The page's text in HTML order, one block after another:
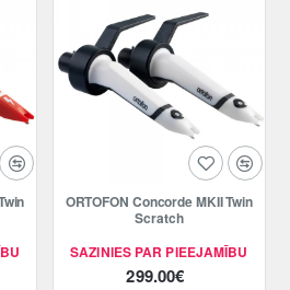
SAZINIES PAR PIEEJAMĪBU
ORTOFON Concorde MKII Twin
Scratch
299.00€